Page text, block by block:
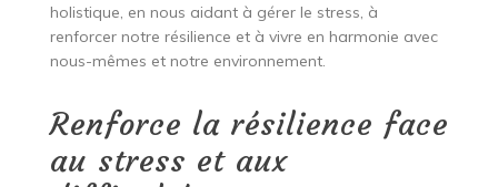
holistique, en nous aidant à gérer le stress, à
renforcer notre résilience et à vivre en harmonie avec
nous-mêmes et notre environnement.
Renforce la résilience face
au stress et aux